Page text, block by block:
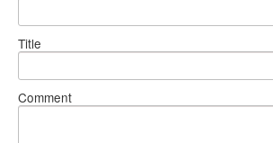
Title
Comment